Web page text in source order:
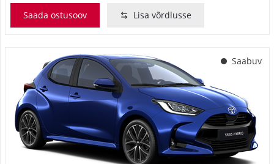
Saada ostusoov Lisa võrdlusse
Saabuv